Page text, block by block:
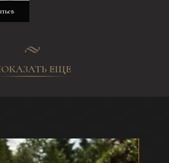
ЕЩЕ